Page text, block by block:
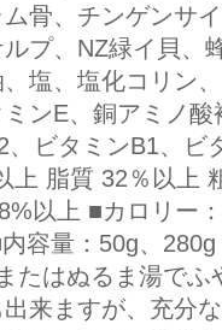
ム骨、チンゲンサ
プ、NZ緑イ貝、
塩、塩化コリン
ンE、銅アミノ
、ビタミンB1、
上 脂質 32％以上
以上 ■カロリー
容量：50g、
たはぬるま湯で
出来ますが、充分